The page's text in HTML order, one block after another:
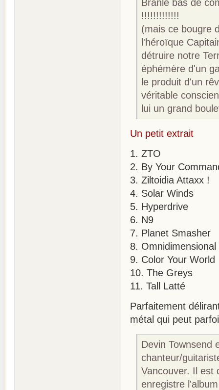
Branle bas de
!!!!!!!!!!!!!
(mais ce bougre
l'héroïque
détruire notre
éphémère d'un
le produit d'un
véritable
lui un grand
Un petit extrait
1. ZTO
2. By Your
3. Ziltoidia Attaxx !
4. Solar Winds
5. Hyperdrive
6. N9
7. Planet Smasher
8.
9. Color Your World
10. The Greys
11. Tall Latté
Parfaitement
métal qui peut
Devin Townsend
chanteur/
Vancouver. Il est
enregistre